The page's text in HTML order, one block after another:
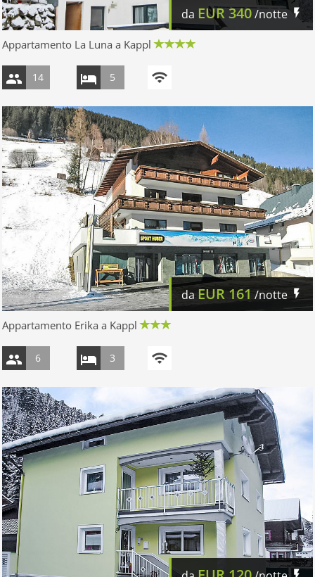
da EUR340/notte
Appartamento La Luna a Kappl
14 5
da EUR 161 /notte
Appartamento Erika a Kappl
6 3